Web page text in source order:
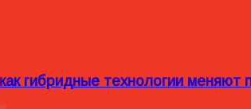
гибридные технологии